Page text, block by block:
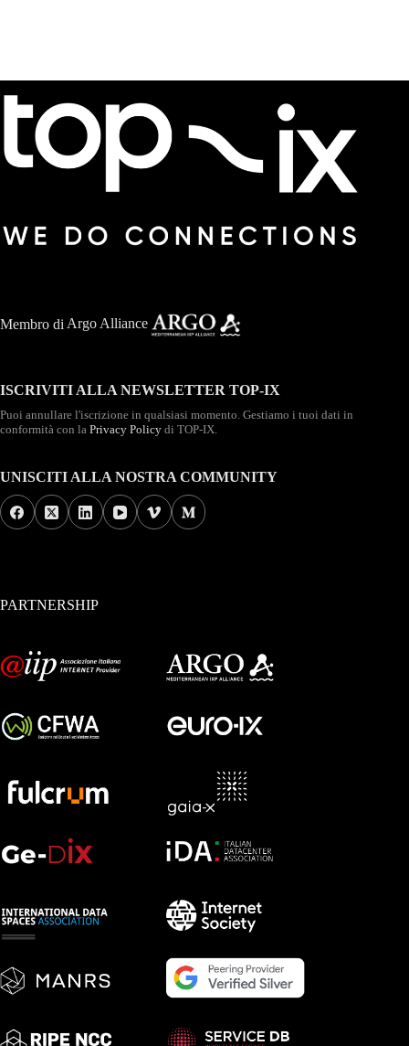
Membro di Argo Alliance
ISCRIVITI ALLA NEWSLETTER TOP-IX
Puoi annullare l'iscrizione in qualsiasi momento. Gestiamo i tuoi dati in
conformità con la Privacy Policy di TOP-IX.
UNISCITI ALLA NOSTRA COMMUNITY
PARTNERSHIP